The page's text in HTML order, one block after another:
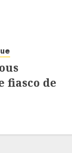
fiasco de